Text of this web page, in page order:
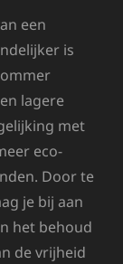
een
is
lagere
met
eco-
Door te
je bij aan
het behoud
de vrijheid